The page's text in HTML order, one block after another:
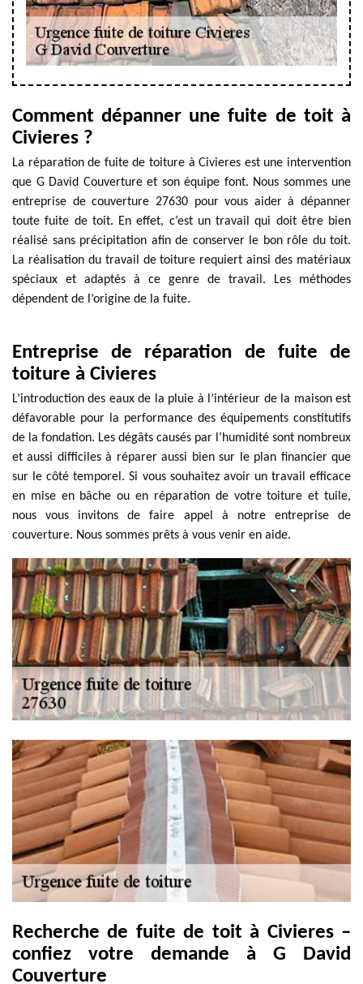
Comment dépanner une fuite de toit à
Civieres ?
La réparation de fuite de toiture à Civieres est une intervention
que G David Couverture et son équipe font. Nous sommes une
entreprise de couverture 27630 pour vous aider à dépanner
toute fuite de toit. En effet, c’est un travail qui doit être bien
réalisé sans précipitation afin de conserver le bon rôle du toit.
La réalisation du travail de toiture requiert ainsi des matériaux
spéciaux et adaptés à ce genre de travail. Les méthodes
dépendent de l’origine de la fuite.
Entreprise de réparation de fuite de
toiture à Civieres
L’introduction des eaux de la pluie à l’intérieur de la maison est
défavorable pour la performance des équipements constitutifs
de la fondation. Les dégâts causés par l’humidité sont nombreux
et aussi difficiles à réparer aussi bien sur le plan financier que
sur le côté temporel. Si vous souhaitez avoir un travail efficace
en mise en bâche ou en réparation de votre toiture et tuile,
nous vous invitons de faire appel à notre entreprise de
couverture. Nous sommes prêts à vous venir en aide.
Recherche de fuite de toit à Civieres –
confiez votre demande à G David
Couverture